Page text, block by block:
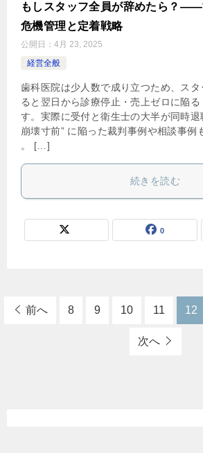
もしスタッフ全員が辞めたら？
危機管理と定着戦略
公開日： 4月 23, 2025
経営全般
歯科医院は少人数で成り立つため、ス
ると翌日から診療停止・売上ゼロに陥る
す。実際に受付と衛生士の大半が同時退
崩壊寸前” に陥った裁判事例や相談事例
。 […]
続きを読む
0
前へ 8 9 10 11 12
次へ